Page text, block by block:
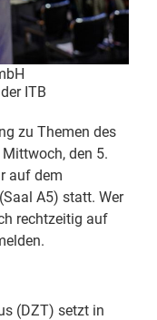
ITB
zu Themen des
den 5.
auf dem
A5) statt. Wer
rechtzeitig auf
(DZT) setzt in